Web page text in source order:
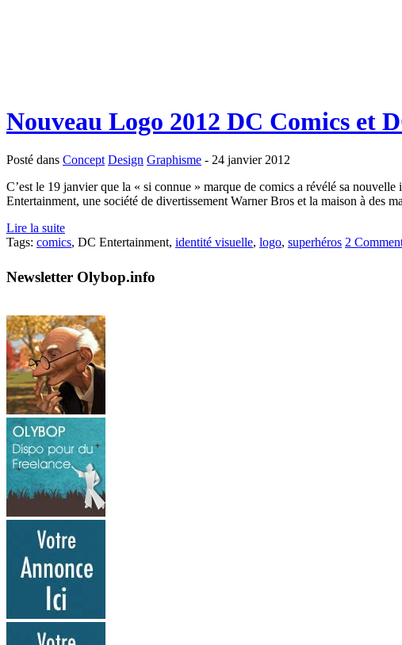
Nouveau Logo 2012 DC Comics et
Posté dans Concept Design Graphisme - 24 janvier 2012
C’est le 19 janvier que la « si connue » marque de comics a révélé sa
Entertainment, une société de divertissement Warner Bros et la maison à des
Lire la suite
Tags: comics, DC Entertainment, identité visuelle, logo, superhéros 2
Newsletter Olybop.info